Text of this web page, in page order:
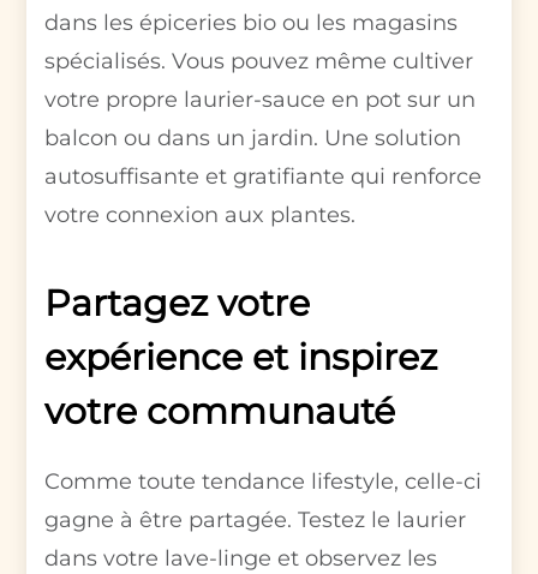
dans les épiceries bio ou les magasins
spécialisés. Vous pouvez même cultiver
votre propre laurier-sauce en pot sur un
balcon ou dans un jardin. Une solution
autosuffisante et gratifiante qui renforce
votre connexion aux plantes.
Partagez votre
expérience et inspirez
votre communauté
Comme toute tendance lifestyle, celle-ci
gagne à être partagée. Testez le laurier
dans votre lave-linge et observez les